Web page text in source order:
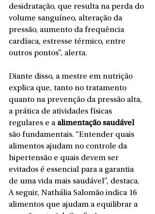
desidratação, que resulta na perda do
volume sanguíneo, alteração da
pressão, aumento da frequência
cardíaca, estresse térmico, entre
outros pontos”, alerta.
Diante disso, a mestre em nutrição
explica que, tanto no tratamento
quanto na prevenção da pressão alta,
a prática de atividades físicas
regulares e a alimentação saudável
são fundamentais. “Entender quais
alimentos ajudam no controle da
hipertensão e quais devem ser
evitados é essencial para a garantia
de uma vida mais saudável”, destaca.
A seguir, Nathália Salomão indica 16
alimentos que ajudam a equilibrar a